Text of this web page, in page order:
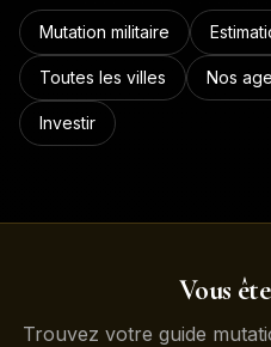
Mutation militaire
Toutes les villes Nos
Investir
Vous
Trouvez votre guide